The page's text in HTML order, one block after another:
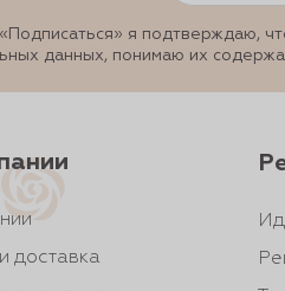
я подтверждаю,
данных, понимаю их
доставка